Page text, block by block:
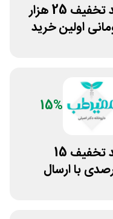
کد تخفیف 25 هزار
اولین خرید
15%
کد تخفیف 15
با ارسال